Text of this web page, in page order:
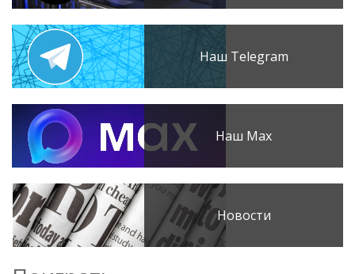
Наш Telegram
Наш Max
Новости